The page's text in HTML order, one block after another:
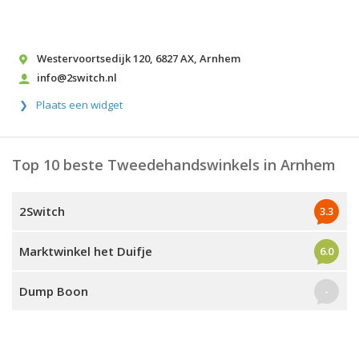
Westervoortsedijk 120, 6827 AX, Arnhem
info@2switch.nl
Plaats een widget
Top 10 beste Tweedehandswinkels in Arnhem
2Switch 3.3
Marktwinkel het Duifje 6.0
Dump Boon -